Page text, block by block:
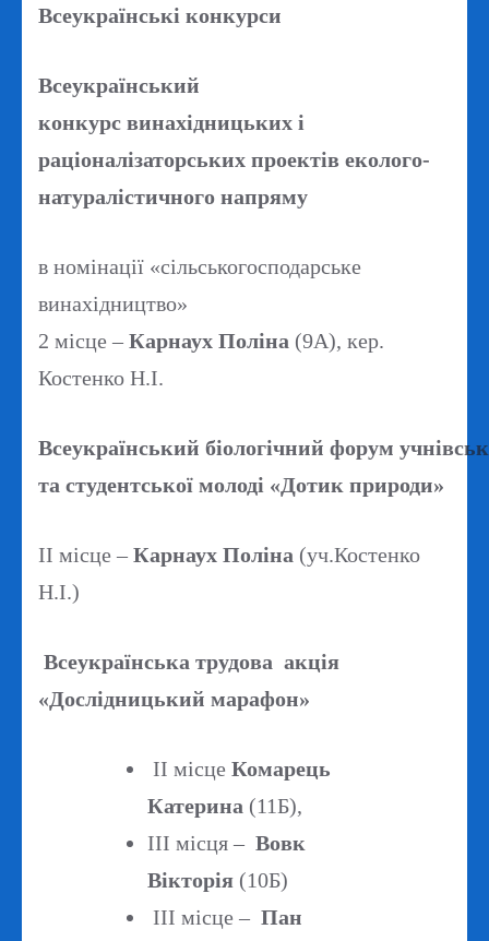
Всеукраїнські конкурси
Всеукраїнський
конкурс винахідницьких і
раціоналізаторських проектів еколого-
натуралістичного напряму
в номінації «сільськогосподарське
винахідництво»
2 місце – Карнаух Поліна (9А), кер.
Костенко Н.І.
Всеукраїнський біологічний форум
та студентської молоді «Дотик природи»
ІІ місце – Карнаух Поліна (уч.Костенко
Н.І.)
Всеукраїнська трудова акція
«Дослідницький марафон»
ІІ місце Комарець
Катерина (11Б),
ІІІ місця – Вовк
Вікторія (10Б)
ІІІ місце – Пан